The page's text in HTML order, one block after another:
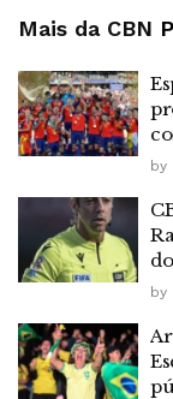
Mais da CBN
by
by